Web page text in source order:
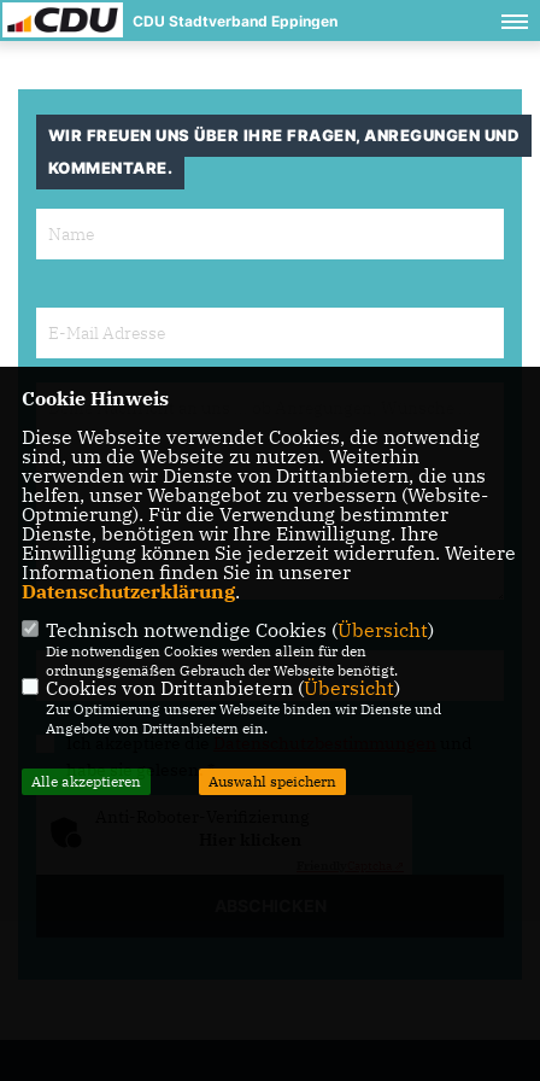
CDU Stadtverband Eppingen
WIR FREUEN UNS ÜBER IHRE FRAGEN, ANREGUNGEN UND
KOMMENTARE.
Ich akzeptiere die
habe sie gelesen.*
Cookie Hinweis
Diese Webseite verwendet Cookies, die notwendig
sind, um die Webseite zu nutzen. Weiterhin
verwenden wir Dienste von Drittanbietern, die uns
helfen, unser Webangebot zu verbessern (Website-
Optmierung). Für die Verwendung bestimmter
Dienste, benötigen wir Ihre Einwilligung. Ihre
Einwilligung können Sie jederzeit widerrufen. Weitere
Informationen finden Sie in unserer
Datenschutzerklärung.
Technisch notwendige Cookies (Übersicht)
Die notwendigen Cookies werden allein für den
ordnungsgemäßen Gebrauch der Webseite benötigt.
Cookies von Drittanbietern (Übersicht)
Zur Optimierung unserer Webseite binden wir Dienste und
Angebote von Drittanbietern ein.
Alle akzeptieren Auswahl speichern